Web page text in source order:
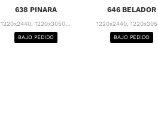
638 PINARA
1220x2440, 1220x3050...
BAJO PEDIDO
646 BELADOR
1220x2440,
BAJO PEDIDO